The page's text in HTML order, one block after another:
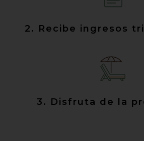
2. Recibe ingresos
3. Disfruta de la